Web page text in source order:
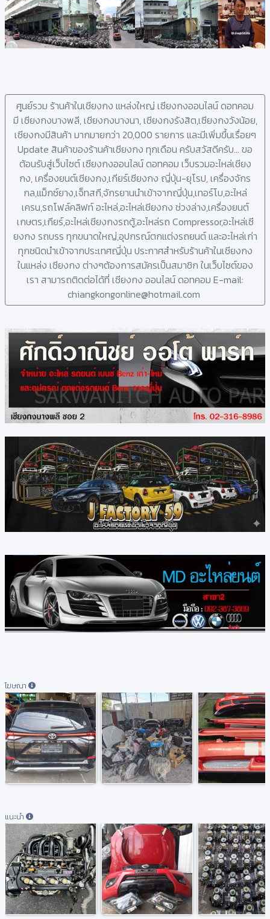
ศูนย์รวม ร้านค้าในเชียงกง แหล่งใหญ่ เซียงกงออนไลน์ ดอทคอม
มี เซียงกงบางพลี, เชียงกงบางนา, เซียงกงรังสิต,เซียงกงวังน้อย,
เชียงกงมีสินค้า มากมายกว่า 20,000 รายการ และมีเพิ่มขึ้นเรื่อยๆ
Update สินค้าของร้านค้าเซียงกง ทุกเดือน ครับสวัสดีครับ... ขอ
ต้อนรับสู่เว็บไซต์ เซียงกงออนไลน์ ดอทคอม เว็บรวมอะไหล่เชียง
กง, เครื่องยนต์เซียงกง,เกียร์เซียงกง ญี่ปุ่น-ยุโรป, เครื่องจักร
กล,แม็กซ์ยาง,เจ็ทสกี,จักรยานนำเข้าจากญี่ปุ่น,เทอร์โบ,อะไหล่
เครน,รถโฟล์คลิฟท์ อะไหล่,อะไหล่เชียงกง ช่วงล่าง,เครื่องยนต์
เกษตร,เกียร์,อะไหล่เชียงกงรถตู้,อะไหล่รถ Compressor,อะไหล่เซี
ยงกง รถบรร ทุกขนาดใหญ่,อุปกรณ์ตกแต่งรถยนต์ และอะไหล่เก่า
ทุกชนิดนำเข้าจากประเทศญี่ปุ่น ประกาศสำหรับร้านค้าในเชียงกง
ในแหล่ง เซียงกง ต่างๆต้องการสมัครเป็นสมาชิก ในเว็บไซต์ของ
เรา สามารถติดต่อได้ที่ เซียงกง ออนไลน์ ดอทคอม E-mail:
chiangkongonline@hotmail.com
โฆษณา
แนะนำ